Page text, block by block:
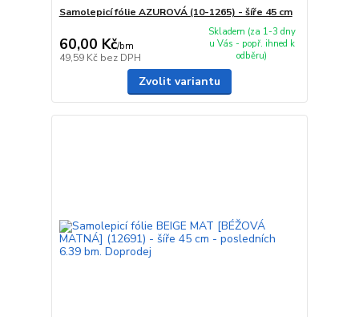
Samolepicí fólie AZUROVÁ (10-1265) - šíře 45 cm
60,00 Kč/bm
49,59 Kč bez DPH
Skladem (za 1-3 dny
u Vás - popř. ihned k
odběru)
Zvolit variantu